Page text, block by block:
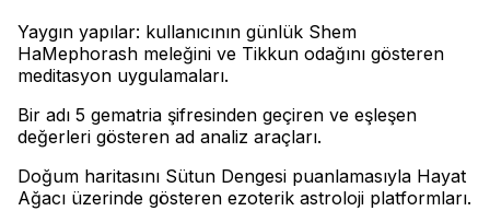
Yaygın yapılar: kullanıcının günlük Shem
HaMephorash meleğini ve Tikkun odağını gösteren
meditasyon uygulamaları.
Bir adı 5 gematria şifresinden geçiren ve eşleşen
değerleri gösteren ad analiz araçları.
Doğum haritasını Sütun Dengesi puanlamasıyla Hayat
Ağacı üzerinde gösteren ezoterik astroloji platformları.